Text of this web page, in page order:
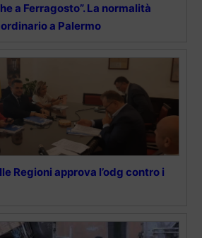
a Ferragosto”. La normalità
a Palermo
Regioni approva l’odg contro i